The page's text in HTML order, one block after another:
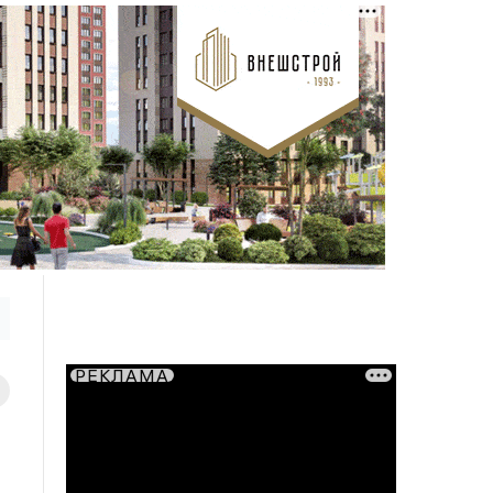
РЕКЛАМА